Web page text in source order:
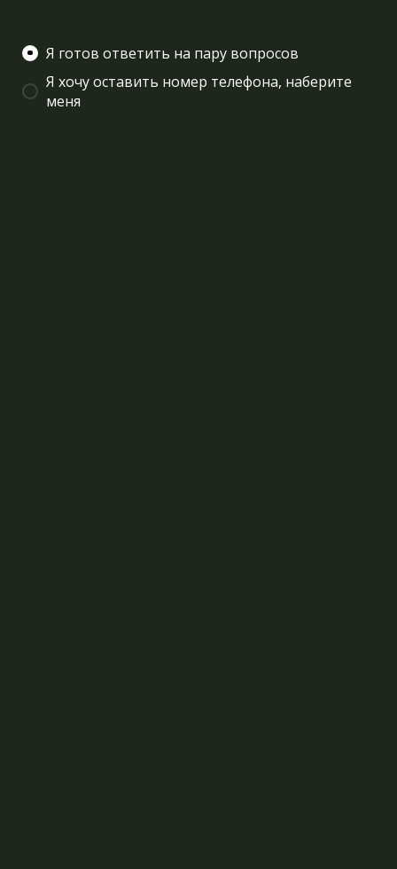
Я готов ответить на пару вопросов
Я хочу оставить номер телефона, наберите
меня